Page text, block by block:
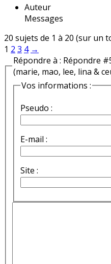
Auteur
Messages
20 sujets de 1 à 20 (sur un
1 2 3 4 →
Répondre à : Répondre
(marie, mao, lee, lina &
Vos informations :
Pseudo :
E-mail :
Site :